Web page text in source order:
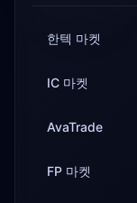
한텍 마켓
IC 마켓
AvaTrade
FP 마켓